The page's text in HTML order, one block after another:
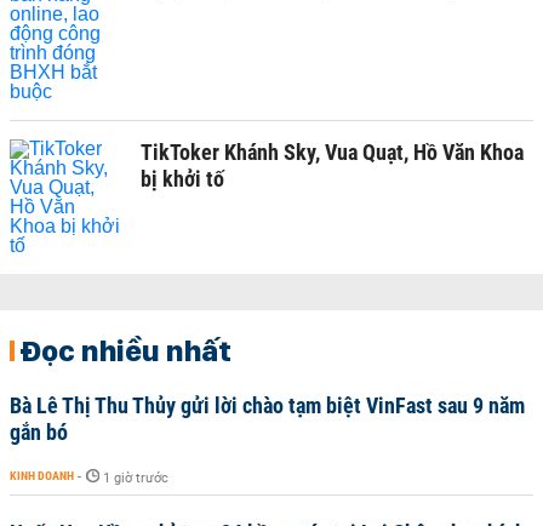
TikToker Khánh Sky, Vua Quạt, Hồ Văn Khoa
bị khởi tố
Đọc nhiều nhất
Bà Lê Thị Thu Thủy gửi lời chào tạm biệt VinFast sau 9 năm
gắn bó
KINH DOANH - 1 giờ trước